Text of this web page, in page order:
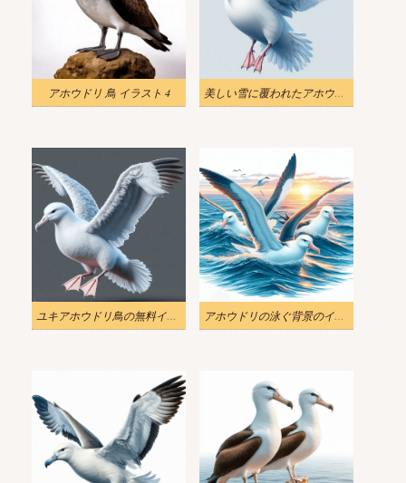
アホウドリ 鳥 イラスト 4 美しい雪に覆われたアホウドリ鳥のイラスト
ユキアホウドリ鳥の無料イラスト アホウドリの泳ぐ背景のイラスト